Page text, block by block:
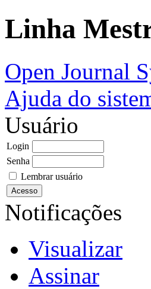
Linha
Open Journal
Ajuda do
Usuário
Login
Senha
Lembrar usuário
Notificações
Visualizar
Assinar